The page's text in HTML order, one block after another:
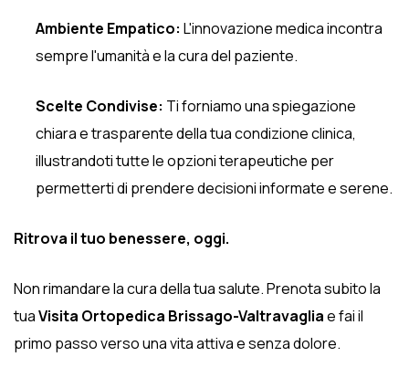
Ambiente Empatico: L'innovazione medica incontra
sempre l'umanità e la cura del paziente.
Scelte Condivise: Ti forniamo una spiegazione
chiara e trasparente della tua condizione clinica,
illustrandoti tutte le opzioni terapeutiche per
permetterti di prendere decisioni informate e serene.
Ritrova il tuo benessere, oggi.
Non rimandare la cura della tua salute. Prenota subito la
tuaVisita Ortopedica Brissago-Valtravagliae fai il
primo passo verso una vita attiva e senza dolore.